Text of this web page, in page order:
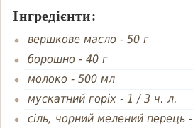
Інгредієнти:
вершкове масло- 50 г
борошно- 40 г
молоко- 500 мл
мускатний горіх- 1 / 3 ч. л.
сіль, чорний мелений перець-